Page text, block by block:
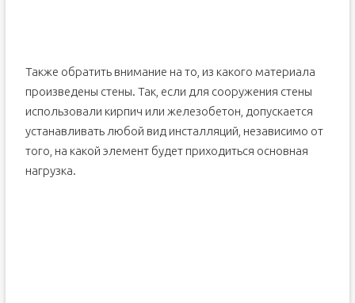
Также обратить внимание на то, из какого материала
произведены стены. Так, если для сооружения стены
использовали кирпич или железобетон, допускается
устанавливать любой вид инсталляций, независимо от
того, на какой элемент будет приходиться основная
нагрузка.